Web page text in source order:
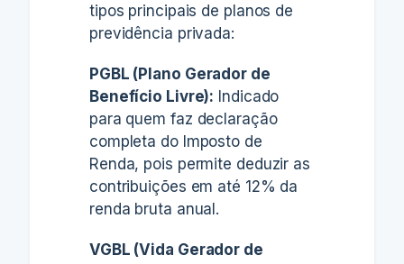
tipos principais de planos de
previdência privada:
PGBL (Plano Gerador de
Benefício Livre): Indicado
para quem faz declaração
completa do Imposto de
Renda, pois permite deduzir as
contribuições em até 12% da
renda bruta anual.
VGBL (Vida Gerador de